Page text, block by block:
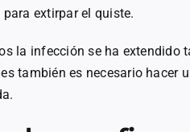
extirpar el quiste.
la infección se ha extendido
también es necesario hacer